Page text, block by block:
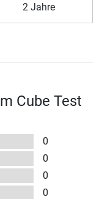
2 Jahre
Cube Test
0
0
0
0